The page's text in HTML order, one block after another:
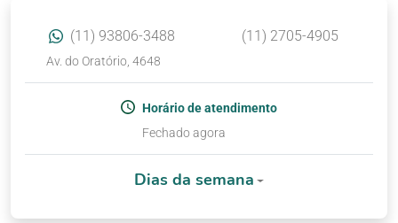
(11) 93806-3488 (11) 2705-4905
Av. do Oratório, 4648
Horário de atendimento
Fechado agora
Dias da semana